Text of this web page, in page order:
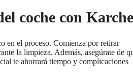
coche con
en el proceso. Comienza por retirar
la limpieza. Además, asegúrate de
te ahorrará tiempo y complicaciones